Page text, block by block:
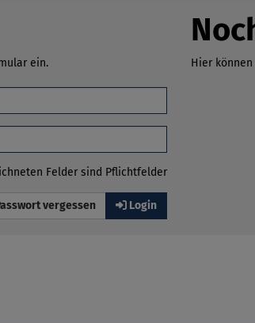
ein.
Felder sind Pflichtfelder
vergessen Login
Hier